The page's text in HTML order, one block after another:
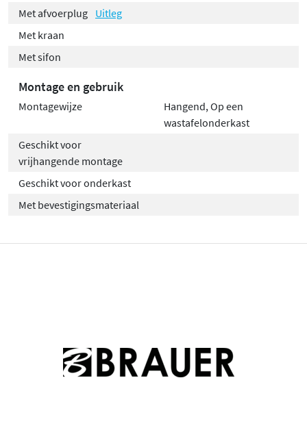
Met afvoerplug Uitleg
Met kraan
Met sifon
Montage en gebruik
Montagewijze
Hangend, Op een
wastafelonderkast
Geschikt voor
vrijhangende montage
Geschikt voor onderkast
Met bevestigingsmateriaal